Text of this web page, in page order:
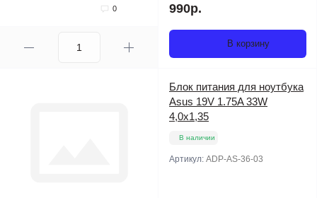
0 990р.
В корзину
Блок питания для ноутбука
Asus 19V 1.75A 33W
4,0x1,35
В наличии
Артикул: ADP-AS-36-03